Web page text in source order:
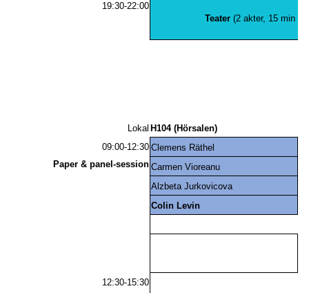
19:30-22:00
Teater (2 akter, 15 min
Lokal H104 (Hörsalen)
09:00-12:30
Paper & panel-session
Clemens Räthel
Carmen Vioreanu
Alzbeta Jurkovicova
Colin Levin
12:30-15:30